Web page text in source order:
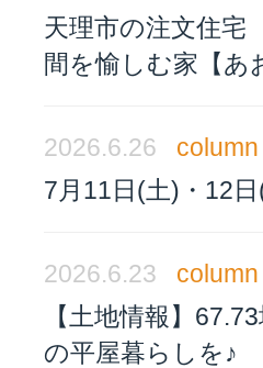
天理市の注文住宅
間を愉しむ家【あ
2026.6.26
column
7月11日(土)・12
2026.6.23
column
【土地情報】
の平屋暮らしを♪